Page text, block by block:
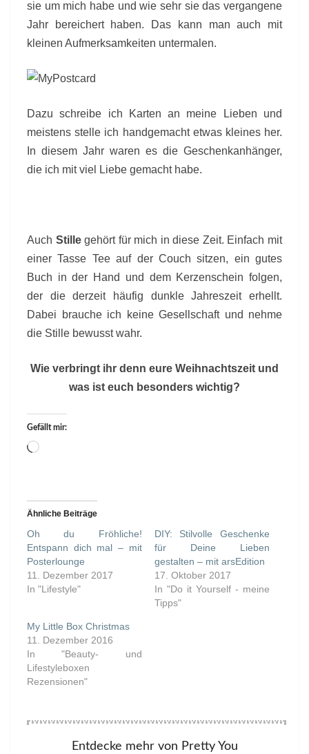
sie um mich habe und wie sehr sie das vergangene
Jahr bereichert haben. Das kann man auch mit
kleinen Aufmerksamkeiten untermalen.
Dazu schreibe ich Karten an meine Lieben und
meistens stelle ich handgemacht etwas kleines her.
In diesem Jahr waren es die Geschenkanhänger,
die ich mit viel Liebe gemacht habe.
Auch Stillegehört für mich in diese Zeit. Einfach mit
einer Tasse Tee auf der Couch sitzen, ein gutes
Buch in der Hand und dem Kerzenschein folgen,
der die derzeit häufig dunkle Jahreszeit erhellt.
Dabei brauche ich keine Gesellschaft und nehme
die Stille bewusst wahr.
Wie verbringt ihr denn eure Weihnachtszeit und
was ist euch besonders wichtig?
Gefällt mir:
Wird
Ähnliche Beiträge
Oh du Fröhliche!
Entspann dich mal – mit
Posterlounge
11. Dezember 2017
In "Lifestyle"
DIY: Stilvolle Geschenke
für Deine Lieben
gestalten – mit arsEdition
17. Oktober 2017
In "Do it Yourself - meine
Tipps"
My Little Box Christmas
11. Dezember 2016
In "Beauty- und
Lifestyleboxen
Rezensionen"
Entdecke mehr von Pretty You